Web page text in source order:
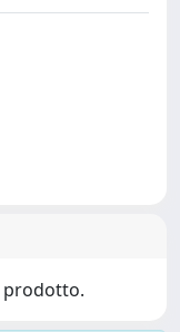
prodotto.